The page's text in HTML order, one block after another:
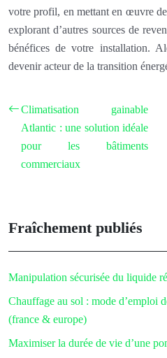
votre profil, en mettant en œuvre
explorant d’autres sources de
bénéfices de votre installation.
devenir acteur de la transition
Climatisation gainable
Atlantic : une solution idéale
pour les bâtiments
commerciaux
Fraîchement publiés
Manipulation sécurisée du liquide
Chauffage au sol : mode d’emploi
(france & europe)
Maximiser la durée de vie d’une